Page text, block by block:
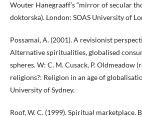
Wouter Hanegraaff’s “mirror of secular
doktorska). London: SOAS University of
Possamai, A. (2001). A revisionist
Alternative spiritualities, globalised
spheres. W: C. M. Cusack, P. Oldmeadow
religions?: Religion in an age of
University of Sydney.
Roof, W. C. (1999). Spiritual marketplace.